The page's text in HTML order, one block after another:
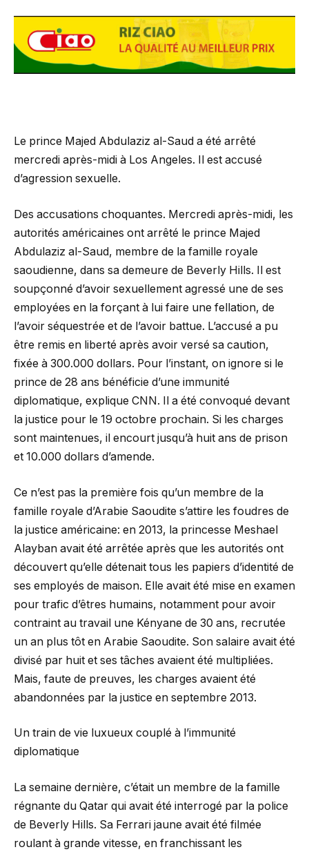
Le prince Majed Abdulaziz al-Saud a été arrêté
mercredi après-midi à Los Angeles. Il est accusé
d’agression sexuelle.
Des accusations choquantes. Mercredi après-midi, les
autorités américaines ont arrêté le prince Majed
Abdulaziz al-Saud, membre de la famille royale
saoudienne, dans sa demeure de Beverly Hills. Il est
soupçonné d’avoir sexuellement agressé une de ses
employées en la forçant à lui faire une fellation, de
l’avoir séquestrée et de l’avoir battue. L’accusé a pu
être remis en liberté après avoir versé sa caution,
fixée à 300.000 dollars. Pour l’instant, on ignore si le
prince de 28 ans bénéficie d’une immunité
diplomatique, explique CNN. Il a été convoqué devant
la justice pour le 19 octobre prochain. Si les charges
sont maintenues, il encourt jusqu’à huit ans de prison
et 10.000 dollars d’amende.
Ce n’est pas la première fois qu’un membre de la
famille royale d’Arabie Saoudite s’attire les foudres de
la justice américaine: en 2013, la princesse Meshael
Alayban avait été arrêtée après que les autorités ont
découvert qu’elle détenait tous les papiers d’identité de
ses employés de maison. Elle avait été mise en examen
pour trafic d’êtres humains, notamment pour avoir
contraint au travail une Kényane de 30 ans, recrutée
un an plus tôt en Arabie Saoudite. Son salaire avait été
divisé par huit et ses tâches avaient été multipliées.
Mais, faute de preuves, les charges avaient été
abandonnées par la justice en septembre 2013.
Un train de vie luxueux couplé à l’immunité
diplomatique
La semaine dernière, c’était un membre de la famille
régnante du Qatar qui avait été interrogé par la police
de Beverly Hills. Sa Ferrari jaune avait été filmée
roulant à grande vitesse, en franchissant les